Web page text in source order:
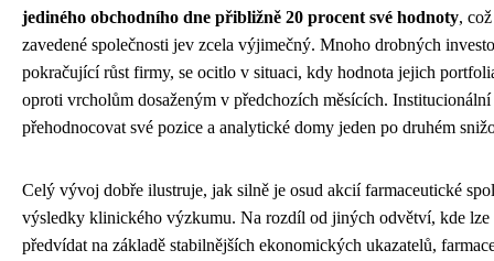
jediného obchodního dne přibližně 20 procent své hodnoty,
zavedené společnosti jev zcela výjimečný. Mnoho drobných
pokračující růst firmy, se ocitlo v situaci, kdy hodnota jejich
oproti vrcholům dosaženým v předchozích měsících.
přehodnocovat své pozice a analytické domy jeden po druhém
Celý vývoj dobře ilustruje, jak silně je osud akcií farmaceutické
výsledky klinického výzkumu. Na rozdíl od jiných odvětví, kde
předvídat na základě stabilnějších ekonomických ukazatelů,